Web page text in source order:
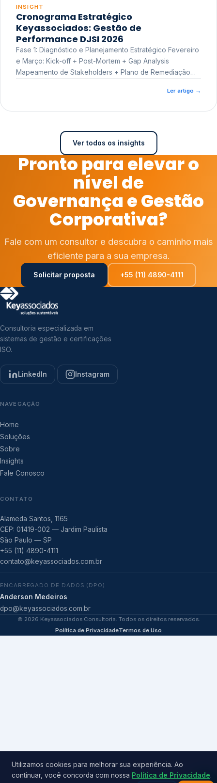
INSIGHT
Cronograma Estratégico
Keyassociados: Gestão de
Performance DJSI 2026
Fase 1: Diagnóstico e Planejamento Estratégico Fevereiro
e Março: Kick-off + Post-Mortem + Gap Analysis
Mapeamento de Stakeholders + Plano de Remediação
Ler artigo →
Ver todos os insights
Pronto para elevar o
nível de
Governança e Gestão
Corporativa?
Fale com um consultor e descubra o caminho mais
eficiente para a sua empresa.
Solicitar proposta +55 (11) 4890-4111
Consultoria especializada em
sistemas de gestão e certificações
ISO.
LinkedIn Instagram
NAVEGAÇÃO
Home
Soluções
Sobre
Insights
Fale Conosco
CONTATO
Alameda Santos, 1165
CEP: 01419-002 — Jardim Paulista
São Paulo — SP
+55 (11) 4890-4111
contato@keyassociados.com.br
ENCARREGADO DE DADOS (DPO)
Anderson Medeiros
dpo@keyassociados.com.br
© 2026 Keyassociados Consultoria. Todos os direitos reservados.
Política de PrivacidadeTermos de Uso
Utilizamos cookies para melhorar sua experiência. Ao
continuar, você concorda com nossa Política de Privacidade.